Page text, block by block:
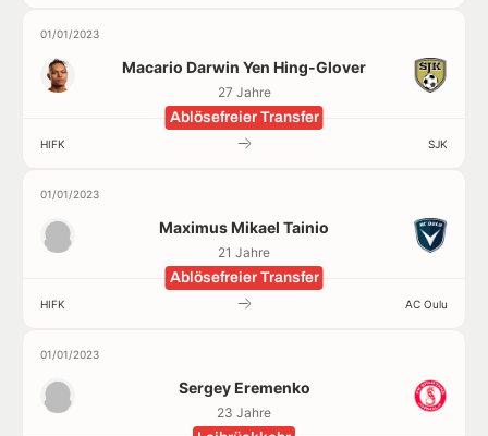
01/01/2023
Macario Darwin Yen Hing-Glover
27 Jahre
Ablösefreier Transfer
HIFK SJK
01/01/2023
Maximus Mikael Tainio
21 Jahre
Ablösefreier Transfer
HIFK AC Oulu
01/01/2023
Sergey Eremenko
23 Jahre